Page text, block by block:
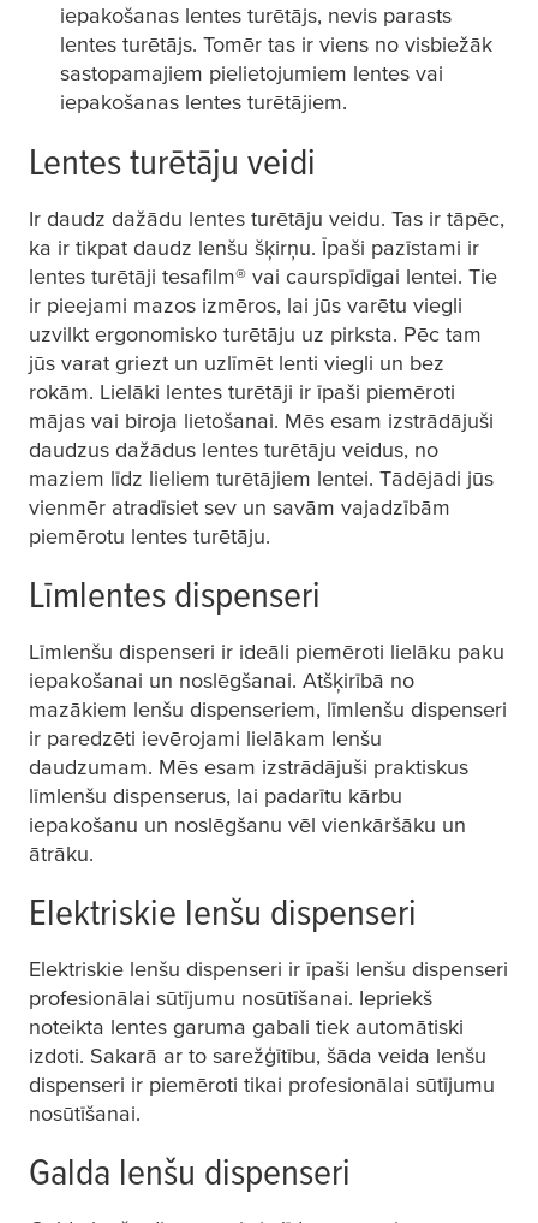
iepakošanas lentes turētājs, nevis parasts
lentes turētājs. Tomēr tas ir viens no visbiežāk
sastopamajiem pielietojumiem lentes vai
iepakošanas lentes turētājiem.
Lentes turētāju veidi
Ir daudz dažādu lentes turētāju veidu. Tas ir tāpēc,
ka ir tikpat daudz lenšu šķirņu. Īpaši pazīstami ir
lentes turētāji tesafilm® vai caurspīdīgai lentei. Tie
ir pieejami mazos izmēros, lai jūs varētu viegli
uzvilkt ergonomisko turētāju uz pirksta. Pēc tam
jūs varat griezt un uzlīmēt lenti viegli un bez
rokām. Lielāki lentes turētāji ir īpaši piemēroti
mājas vai biroja lietošanai. Mēs esam izstrādājuši
daudzus dažādus lentes turētāju veidus, no
maziem līdz lieliem turētājiem lentei. Tādējādi jūs
vienmēr atradīsiet sev un savām vajadzībām
piemērotu lentes turētāju.
Līmlentes dispenseri
Līmlenšu dispenseri ir ideāli piemēroti lielāku paku
iepakošanai un noslēgšanai. Atšķirībā no
mazākiem lenšu dispenseriem, līmlenšu dispenseri
ir paredzēti ievērojami lielākam lenšu
daudzumam. Mēs esam izstrādājuši praktiskus
līmlenšu dispenserus, lai padarītu kārbu
iepakošanu un noslēgšanu vēl vienkāršāku un
ātrāku.
Elektriskie lenšu dispenseri
Elektriskie lenšu dispenseri ir īpaši lenšu dispenseri
profesionālai sūtījumu nosūtīšanai. Iepriekš
noteikta lentes garuma gabali tiek automātiski
izdoti. Sakarā ar to sarežģītību, šāda veida lenšu
dispenseri ir piemēroti tikai profesionālai sūtījumu
nosūtīšanai.
Galda lenšu dispenseri